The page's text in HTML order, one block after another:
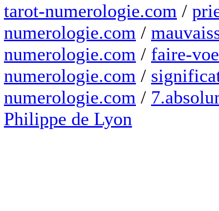
tarot-numerologie.com /
numerologie.com /
numerologie.com / faire-
numerologie.com /
numerologie.com /
Philippe de Lyon